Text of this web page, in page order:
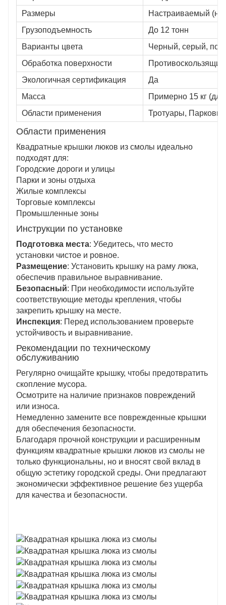
Размеры
Настраиваемый
Грузоподъемность
До 12 тонн
Варианты цвета
Черный, серый,
Обработка поверхности
Противоскользящий
Экологичная сертификация
Да
Масса
Примерно 15 кг
Области применения
Тротуары,
Области применения
Квадратные крышки люков из смолы идеально
подходят для:
Городские дороги и улицы
Парки и зоны отдыха
Жилые комплексы
Торговые комплексы
Промышленные зоны
Инструкции по установке
Подготовка места: Убедитесь, что место
установки чистое и ровное.
Размещение: Установить крышку на раму люка,
обеспечив правильное выравнивание.
Безопасный: При необходимости используйте
соответствующие методы крепления, чтобы
закрепить крышку на месте.
Инспекция: Перед использованием проверьте
устойчивость и выравнивание.
Рекомендации по техническому
обслуживанию
Регулярно очищайте крышку, чтобы предотвратить
скопление мусора.
Осмотрите на наличие признаков повреждений
или износа.
Немедленно замените все поврежденные крышки
для обеспечения безопасности.
Благодаря прочной конструкции и расширенным
функциям квадратные крышки люков из смолы не
только функциональны, но и вносят свой вклад в
общую эстетику городской среды. Они предлагают
экономически эффективное решение без ущерба
для качества и безопасности.